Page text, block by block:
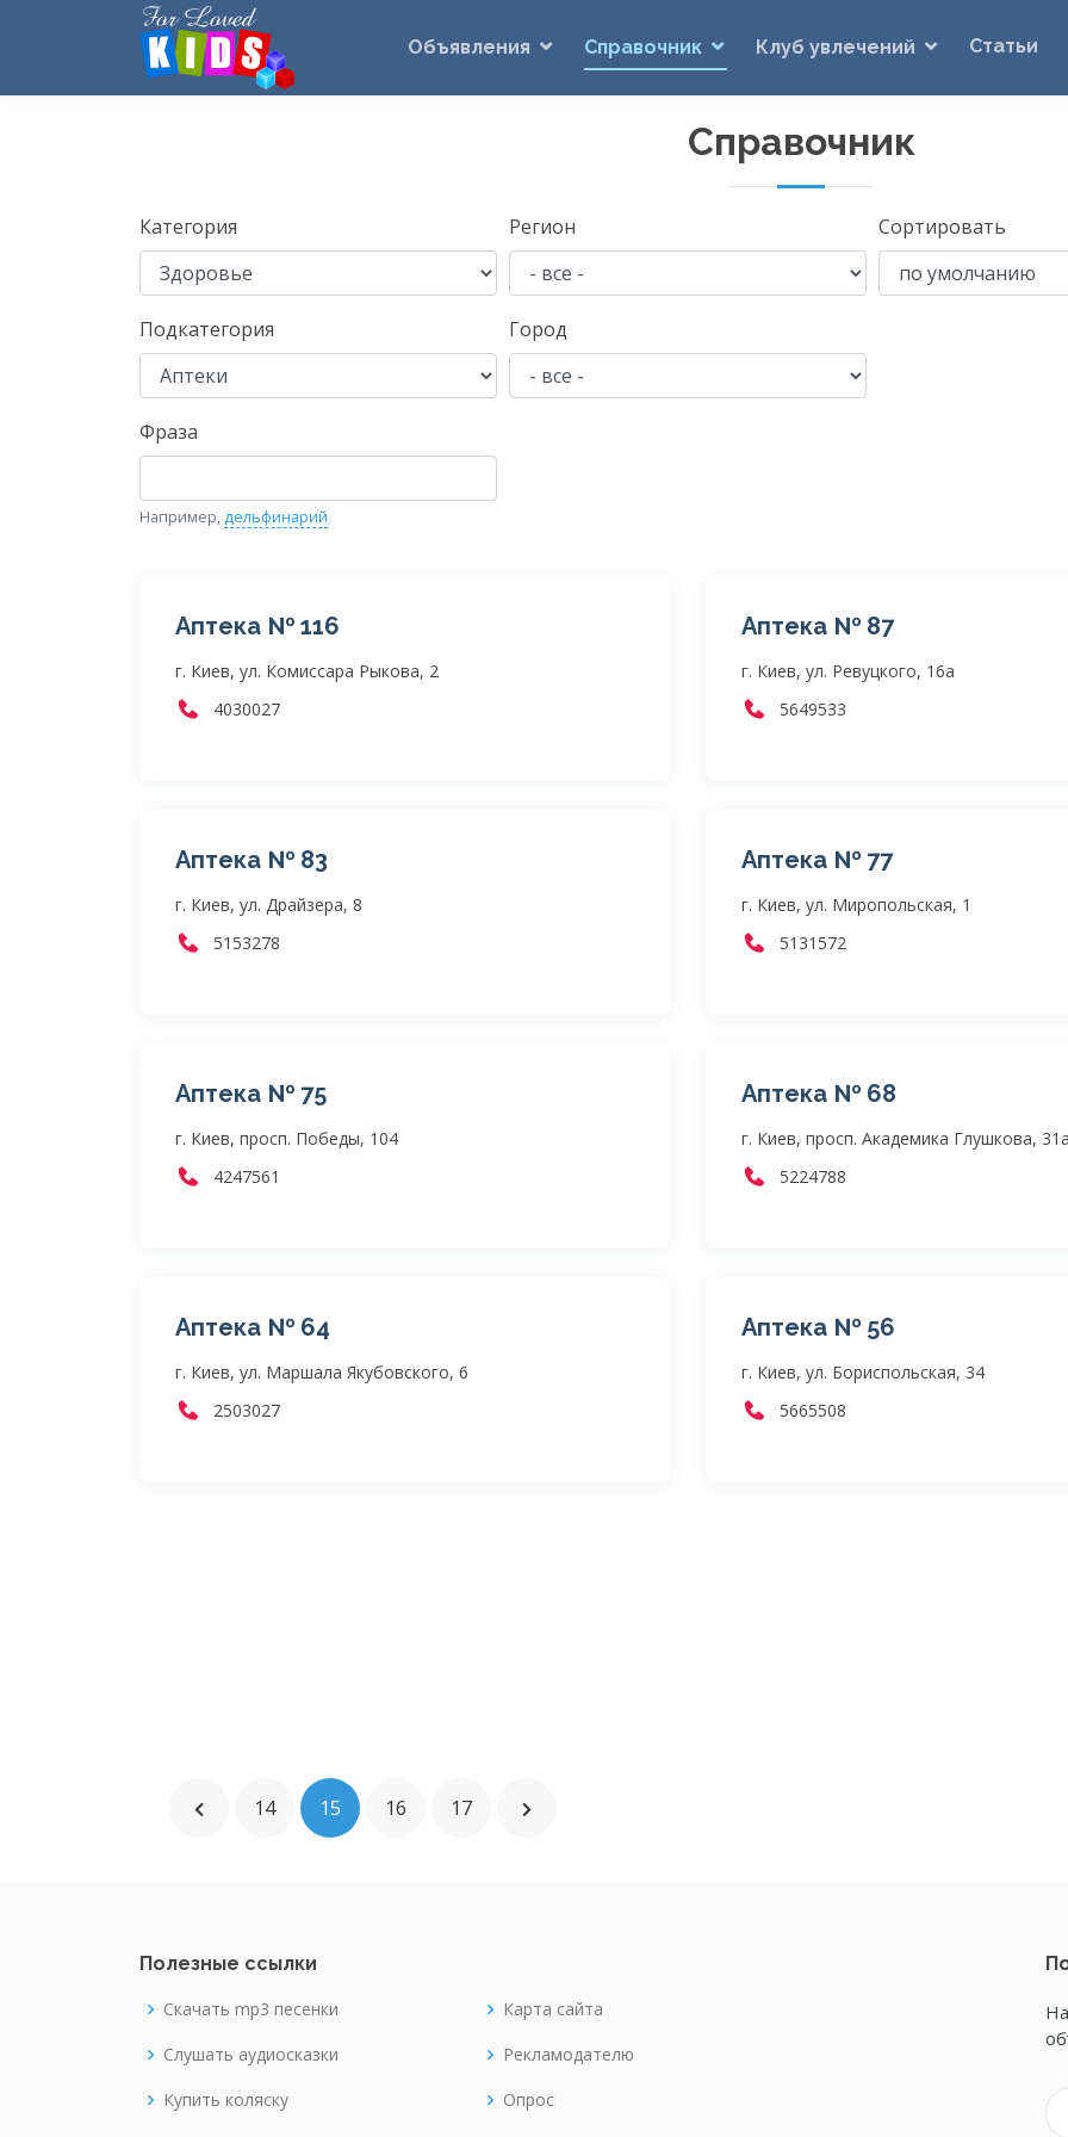
Объявления Справочник Клуб увлечений Статьи
Справочник
Категория Регион Сортировать
Подкатегория Город
Фраза
Например, дельфинарий
Аптека № 116
г. Киев, ул. Комиссара Рыкова, 2
4030027
Аптека № 87
г. Киев, ул. Ревуцкого, 16а
5649533
Аптека № 83
г. Киев, ул. Драйзера, 8
5153278
Аптека № 77
г. Киев, ул. Миропольская, 1
5131572
Аптека № 75
г. Киев, просп. Победы, 104
4247561
Аптека № 68
г. Киев, просп. Академика Глушкова,
5224788
Аптека № 64
г. Киев, ул. Маршала Якубовского, 6
2503027
Аптека № 56
г. Киев, ул. Бориспольская, 34
5665508
14 15 16 17
Полезные ссылки
Скачать mp3 песенки
Слушать аудиосказки
Купить коляску
Карта сайта
Рекламодателю
Опрос